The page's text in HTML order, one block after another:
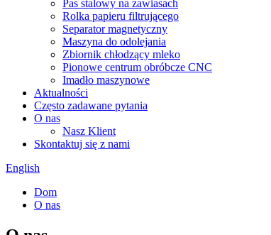
Pas stalowy na zawiasach
Rolka papieru filtrującego
Separator magnetyczny
Maszyna do odolejania
Zbiornik chłodzący mleko
Pionowe centrum obróbcze CNC
Imadło maszynowe
Aktualności
Często zadawane pytania
O nas
Nasz Klient
Skontaktuj się z nami
English
Dom
O nas